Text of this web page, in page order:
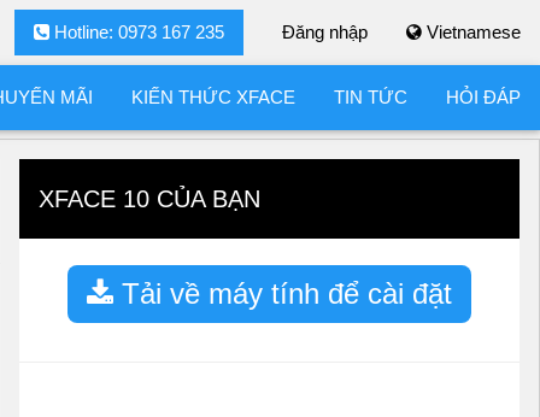
Vietnamese
Đăng nhập
Hotline: 0973 167 235
MÃI KIẾN THỨC XFACE TIN TỨC HỎI ĐÁP
XFACE 10 CỦA BẠN
Tải về máy tính để cài đặt